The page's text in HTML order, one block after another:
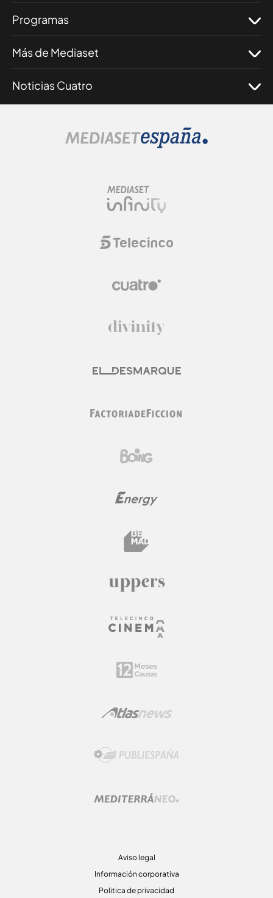
Programas
Más de Mediaset
Noticias Cuatro
Aviso legal
Información corporativa
Politica de privacidad